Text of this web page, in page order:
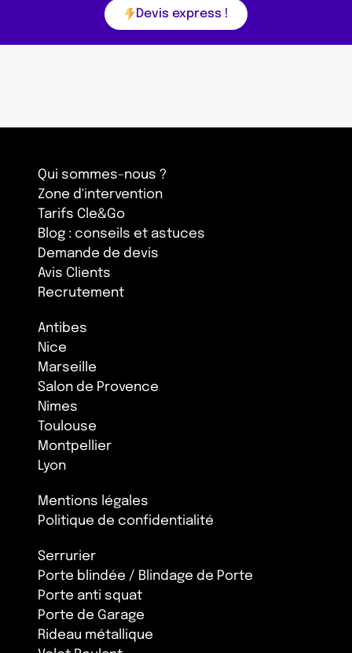
Devis express !
Qui sommes-nous ?
Zone d'intervention
Tarifs Cle&Go
Blog : conseils et astuces
Demande de devis
Avis Clients
Recrutement
Antibes
Nice
Marseille
Salon de Provence
Nîmes
Toulouse
Montpellier
Lyon
Mentions légales
Politique de confidentialité
Serrurier
Porte blindée / Blindage de Porte
Porte anti squat
Porte de Garage
Rideau métallique